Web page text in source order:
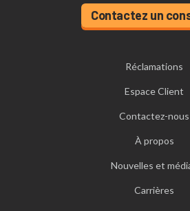
Contactez un
Réclamations
Espace Client
Contactez-nous
À propos
Nouvelles et
Carrières